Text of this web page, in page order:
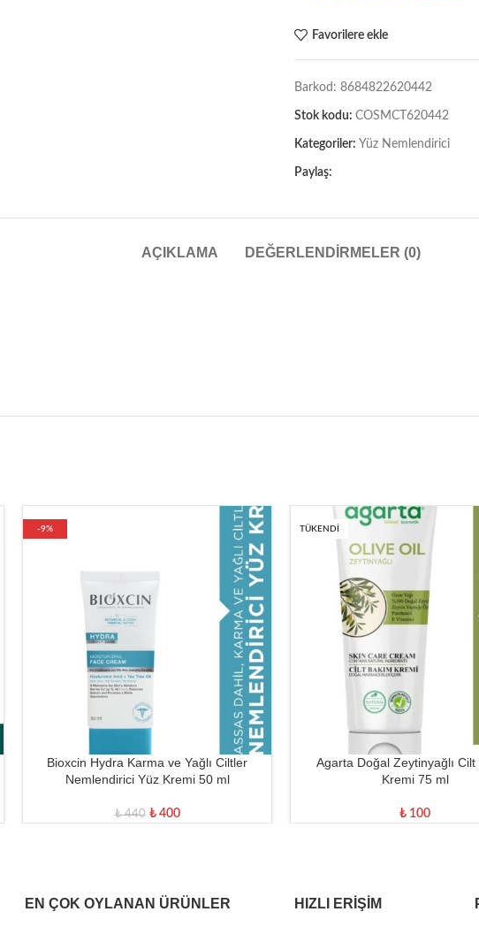
Favorilere ekle
Barkod: 8684822620442
Stok kodu: COSMCT620442
Kategoriler: Yüz Nemlendirici
Paylaş:
AÇIKLAMA DEĞERLENDIRMELER (0)
-9%
Bioxcin Hydra Karma ve Yağlı Ciltler
Nemlendirici Yüz Kremi 50 ml
₺440 ₺400
TÜKENDI
Agarta Doğal Zeytinyağlı Cilt
Kremi 75 ml
₺ 100
EN ÇOK OYLANAN ÜRÜNLER HIZLI ERIŞIM